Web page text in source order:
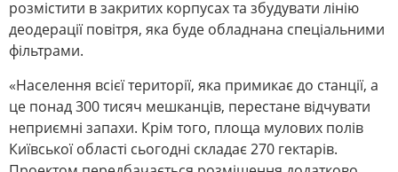
розмістити в закритих корпусах та збудувати лінію
деодерації повітря, яка буде обладнана спеціальними
фільтрами.
«Населення всієї території, яка примикає до станції, а
це понад 300 тисяч мешканців, перестане відчувати
неприємні запахи. Крім того, площа мулових полів
Київської області сьогодні складає 270 гектарів.